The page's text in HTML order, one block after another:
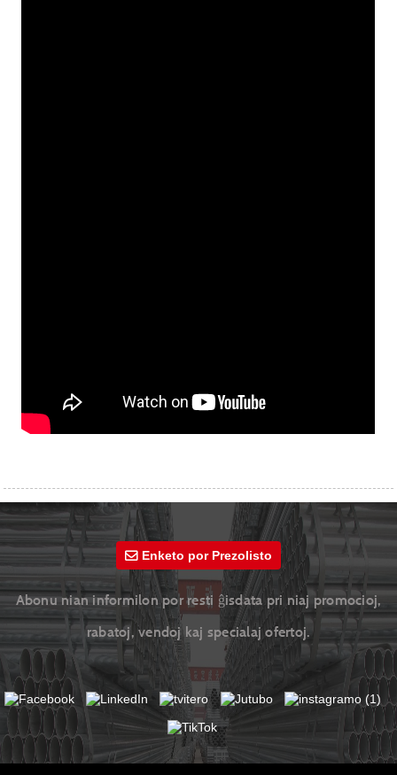
Enketo por Prezolisto
Abonu nian informilon por resti ĝisdata pri niaj promocioj,
rabatoj, vendoj kaj specialaj ofertoj.